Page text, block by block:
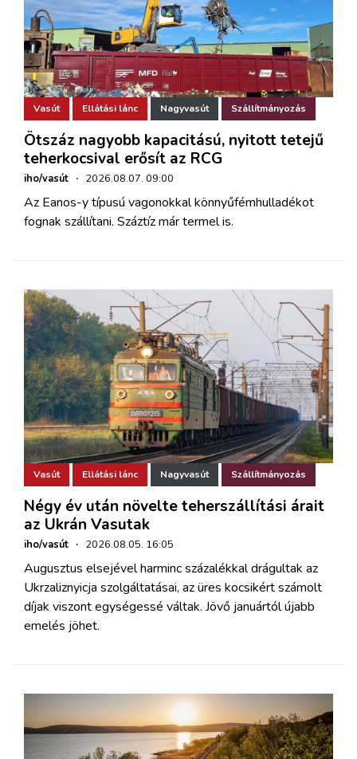
Vasút Ellátási lánc Nagyvasút Szállítmányozás
Ötszáz nagyobb kapacitású, nyitott tetejű
teherkocsival erősít az RCG
iho/vasút · 2026.08.07. 09:00
Az Eanos-y típusú vagonokkal könnyűfémhulladékot
fognak szállítani. Száztíz már termel is.
Vasút Ellátási lánc Nagyvasút Szállítmányozás
Négy év után növelte teherszállítási árait
az Ukrán Vasutak
iho/vasút · 2026.08.05. 16:05
Augusztus elsejével harminc százalékkal drágultak az
Ukrzaliznyicja szolgáltatásai, az üres kocsikért számolt
díjak viszont egységessé váltak. Jövő januártól újabb
emelés jöhet.